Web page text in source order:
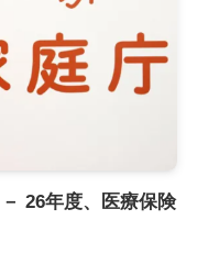
26年度、医療保険